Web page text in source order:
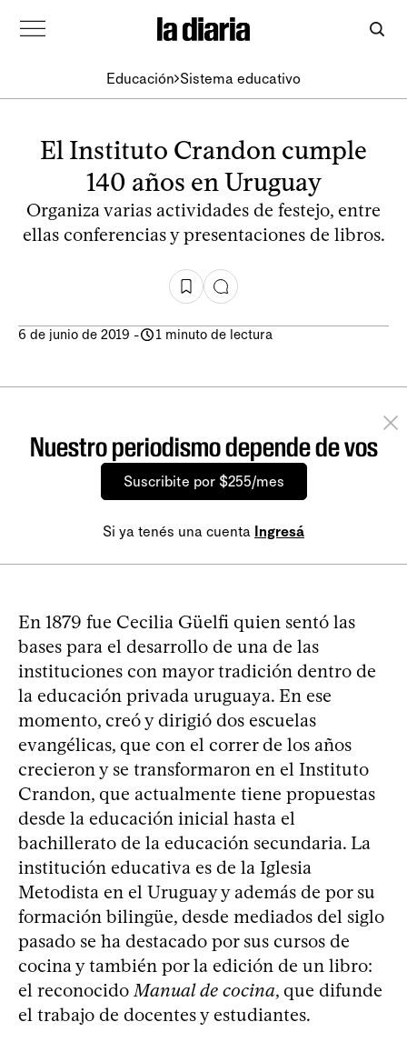
Educación Sistema educativo
El Instituto Crandon cumple
140 años en Uruguay
Organiza varias actividades de festejo, entre
ellas conferencias y presentaciones de libros.
6 de junio de 2019 - 1 minuto de lectura
Nuestro periodismo depende de vos
Suscribite por $255/mes
Si ya tenés una cuenta Ingresá
En 1879 fue Cecilia Güelfi quien sentó las
bases para el desarrollo de una de las
instituciones con mayor tradición dentro de
la educación privada uruguaya. En ese
momento, creó y dirigió dos escuelas
evangélicas, que con el correr de los años
crecieron y se transformaron en el Instituto
Crandon, que actualmente tiene propuestas
desde la educación inicial hasta el
bachillerato de la educación secundaria. La
institución educativa es de la Iglesia
Metodista en el Uruguay y además de por su
formación bilingüe, desde mediados del siglo
pasado se ha destacado por sus cursos de
cocina y también por la edición de un libro:
el reconocidoManual de cocina, que difunde
el trabajo de docentes y estudiantes.